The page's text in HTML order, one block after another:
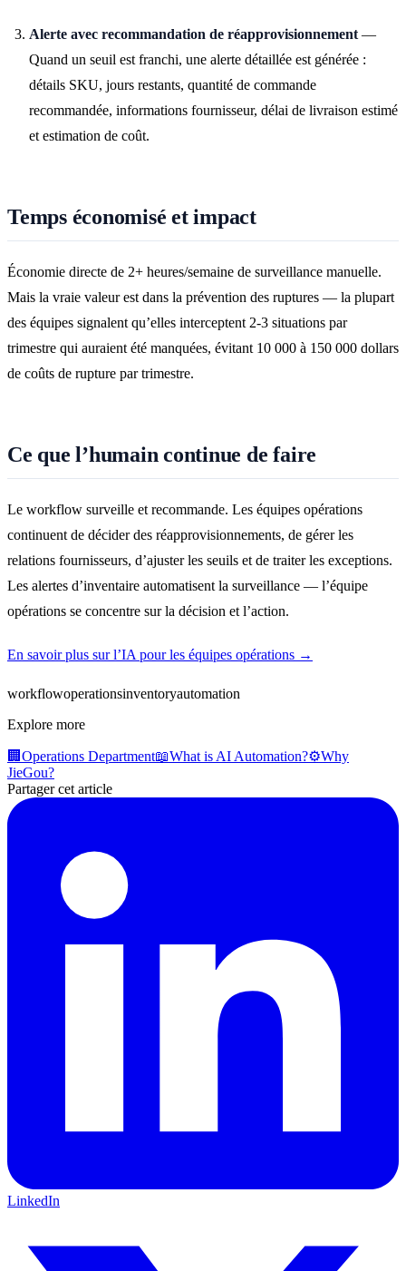
Alerte avec recommandation de réapprovisionnement —
Quand un seuil est franchi, une alerte détaillée est générée :
détails SKU, jours restants, quantité de commande
recommandée, informations fournisseur, délai de livraison estimé
et estimation de coût.
Temps économisé et impact
Économie directe de 2+ heures/semaine de surveillance manuelle.
Mais la vraie valeur est dans la prévention des ruptures — la plupart
des équipes signalent qu’elles interceptent 2-3 situations par
trimestre qui auraient été manquées, évitant 10 000 à 150 000 dollars
de coûts de rupture par trimestre.
Ce que l’humain continue de faire
Le workflow surveille et recommande. Les équipes opérations
continuent de décider des réapprovisionnements, de gérer les
relations fournisseurs, d’ajuster les seuils et de traiter les exceptions.
Les alertes d’inventaire automatisent la surveillance — l’équipe
opérations se concentre sur la décision et l’action.
En savoir plus sur l’IA pour les équipes opérations →
workflowoperationsinventoryautomation
Explore more
🏢 Operations Department📖What is AI Automation?⚙️Why
JieGou?
Partager cet article
LinkedIn